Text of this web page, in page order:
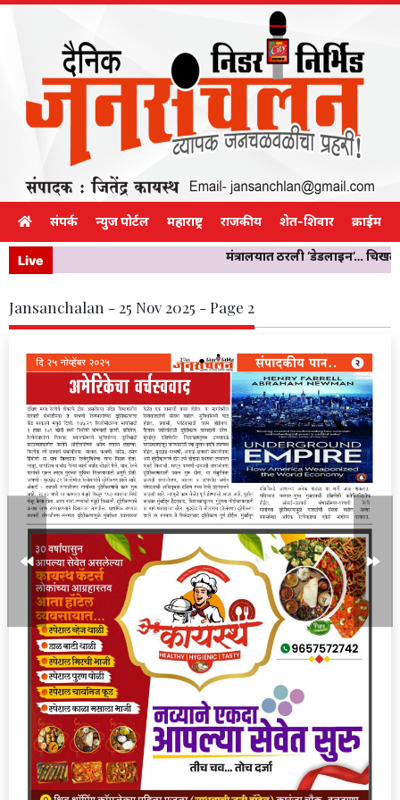
संपर्क न्युज पोर्टल महाराष्ट्र राजकीय शेत-शिवार क्राईम
Live मंत्रालयात ठरली ‘डेडलाइन’…
Jansanchalan - 25 Nov 2025 - Page 2